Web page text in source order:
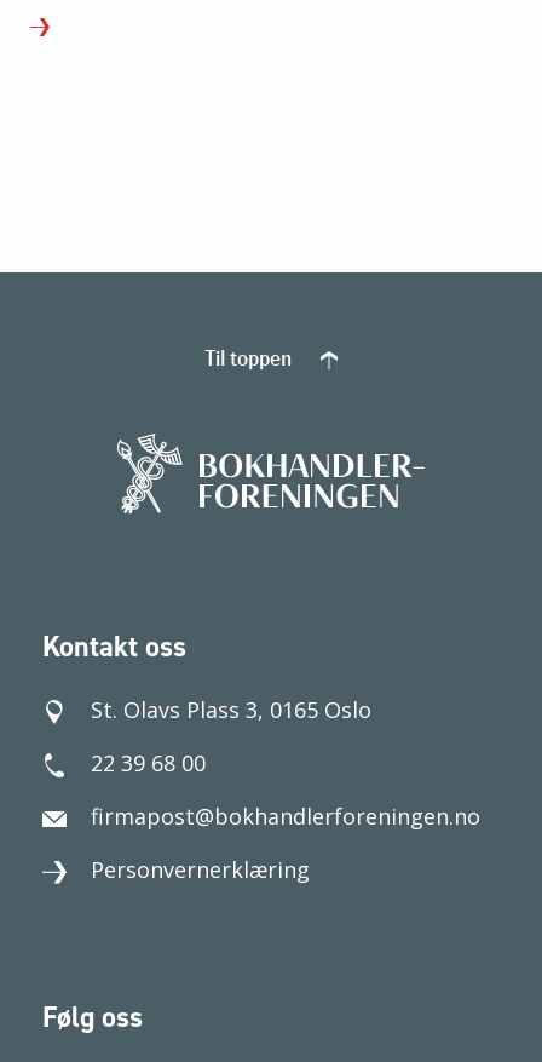
Kontakt oss
St. Olavs Plass 3, 0165 Oslo
22 39 68 00
firmapost@bokhandlerforeningen.no
Personvernerklæring
Følg oss
Til toppen